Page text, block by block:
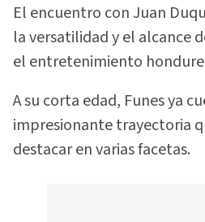
El encuentro con Juan
la versatilidad y el alcance
el entretenimiento
A su corta edad, Funes ya
impresionante trayectoria
destacar en varias facetas.